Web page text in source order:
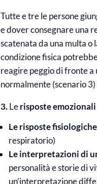
Tutte e tre le persone
e dover consegnare una
scatenata da una multa o
condizione fisica
reagire peggio di fronte
normalmente (scenario
3.Lerisposte
Le risposte fisiologiche
respiratorio)
Le interpretazioni di
personalità e storie di
un’interpretazione